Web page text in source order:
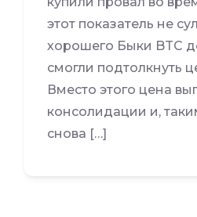
этот показатель не
хорошего Быки BTC
смогли подтолкнуть
Вместо этого цена
консолидации и,
снова […]